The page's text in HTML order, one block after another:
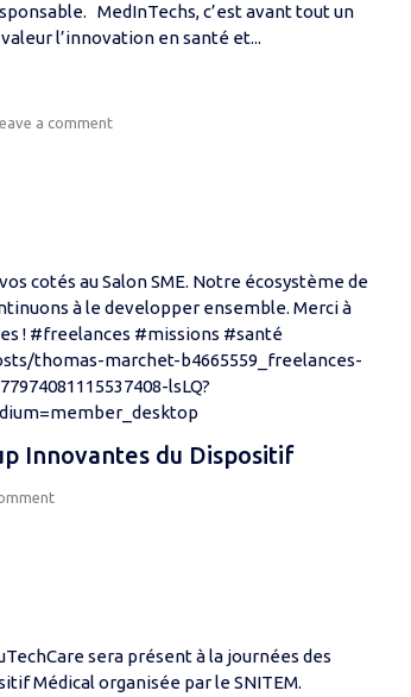
MedInTechs, c’est avant tout un
l’innovation en santé et...
a comment
cotés au Salon SME. Notre écosystème de
à le developper ensemble. Merci à
! #freelances #missions #santé
thomas-marchet-b4665559_freelances-
lsLQ?
Open post
Innovantes du Dispositif
sera présent à la journées des
Médical organisée par le SNITEM.